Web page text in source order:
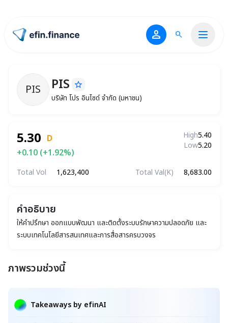
ไปหน้าแรก person search
PIS PIS บริษัท โปร อินไซด์ จำกัด (มหาชน)
PIS star_border
บริษัท โปร อินไซด์ จำกัด (มหาชน)
5.30 D
+0.10 (+1.92%)
High5.40
Low5.20
Total Vol 1,623,400 Total Val(K) 8,683.00
คำอธิบาย
ให้คำปรึกษา ออกแบบพัฒนา และติดตั้งระบบรักษาความปลอดภัย และ
ระบบเทคโนโลยีสารสนเทศและการสื่อสารครบวงจร
ภาพรวมช่วงนี้
Takeaways by efinAI
xxxxx xxxxxxxxxxxxxxxxxxxxxxxxxxxxxx
xxxxxxxxxxxxxxxxxx xxxxxxxxxxxxxxx xxxxx